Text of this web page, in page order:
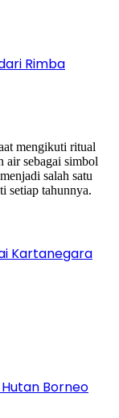
Rimba
Kartanegara
Borneo